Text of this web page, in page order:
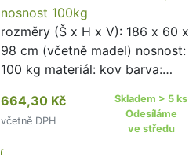
nosnost 100kg
rozměry (Š x H x V): 186 x 60 x
98 cm (včetně madel) nosnost:
100 kg materiál: kov barva:
skládací lehátko je ideální pro
chvíle odpočinku při posezení
na zahradě.
664,30 Kč
včetně DPH
Skladem > 5 ks
Odesíláme
ve středu